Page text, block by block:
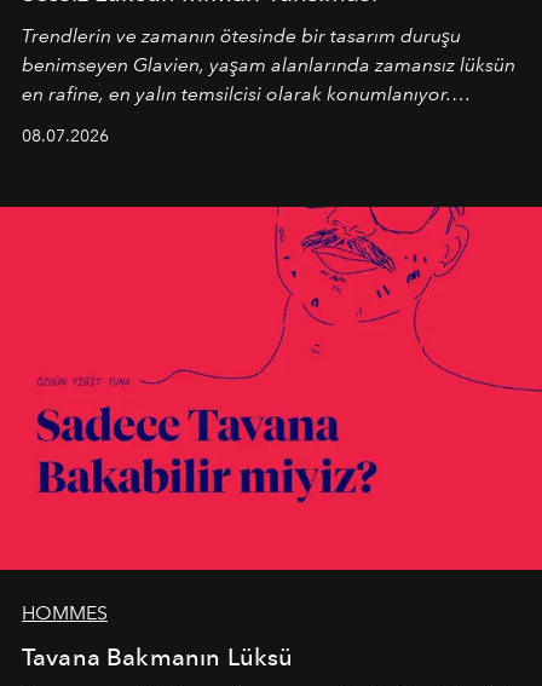
Trendlerin ve zamanın ötesinde bir tasarım duruşu
benimseyen Glavien, yaşam alanlarında zamansız lüksün
en rafine, en yalın temsilcisi olarak konumlanıyor.
08.07.2026
HOMMES
Tavana Bakmanın Lüksü